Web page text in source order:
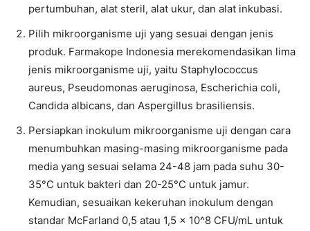
pertumbuhan, alat steril, alat ukur, dan alat inkubasi.
Pilih mikroorganisme uji yang sesuai dengan jenis
produk. Farmakope Indonesia merekomendasikan lima
jenis mikroorganisme uji, yaitu Staphylococcus
aureus, Pseudomonas aeruginosa, Escherichia coli,
Candida albicans, dan Aspergillus brasiliensis.
Persiapkan inokulum mikroorganisme uji dengan cara
menumbuhkan masing-masing mikroorganisme pada
media yang sesuai selama 24-48 jam pada suhu 30-
35°C untuk bakteri dan 20-25°C untuk jamur.
Kemudian, sesuaikan kekeruhan inokulum dengan
standar McFarland 0,5 atau 1,5 x 10^8 CFU/mL untuk